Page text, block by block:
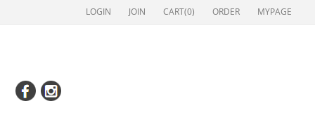
LOGIN JOIN CART(0) ORDER MYPAGE